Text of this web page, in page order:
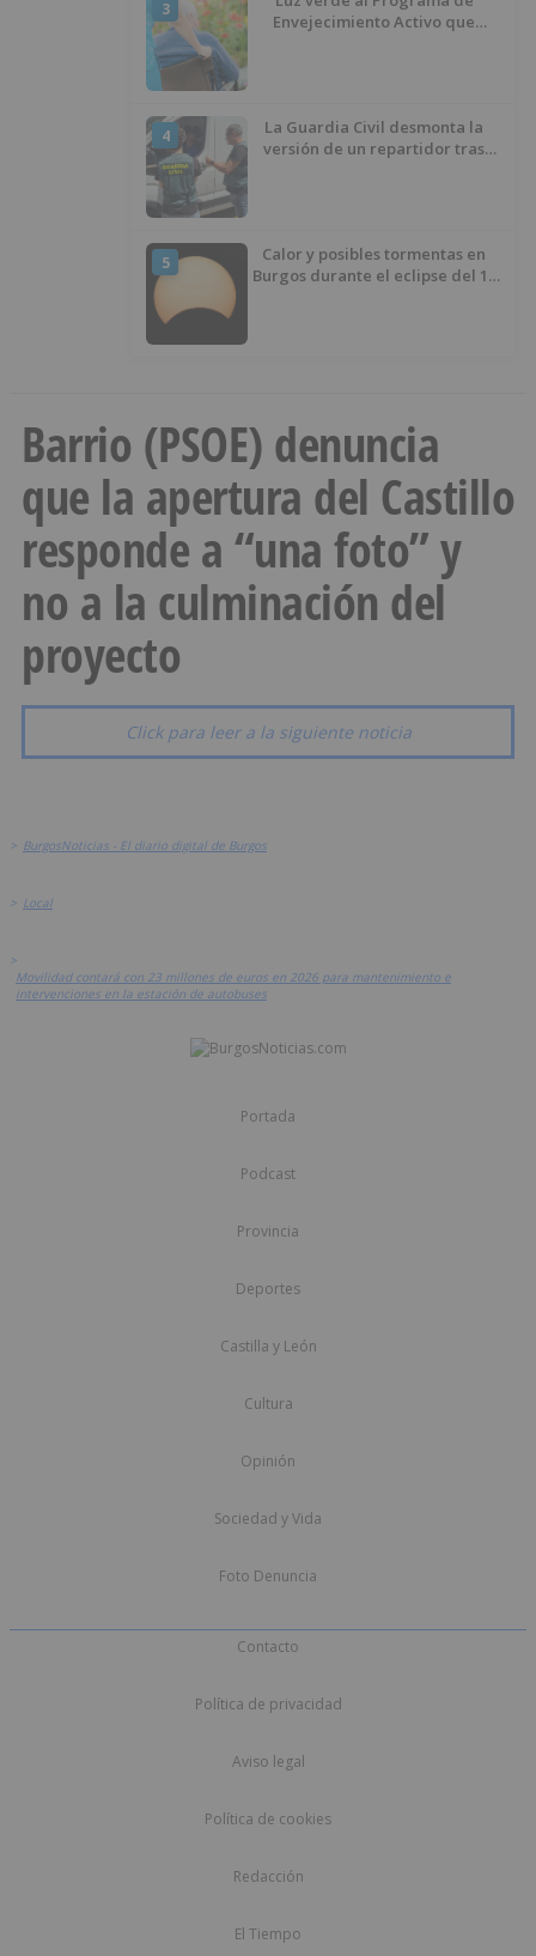
3
Envejecimiento Activo que
4
La Guardia Civil desmonta la
versión de un repartidor tras
5
Calor y posibles tormentas en
Burgos durante el eclipse del 12
Barrio (PSOE) denuncia
que la apertura del Castillo
responde a “una foto” y
no a la culminación del
proyecto
Click para leer a la siguiente noticia
> BurgosNoticias - El diario digital de Burgos
> Local
>
Movilidad contará con 23 millones de euros en 2026 para mantenimiento e
intervenciones en la estación de autobuses
Portada
Podcast
Provincia
Deportes
Castilla y León
Cultura
Opinión
Sociedad y Vida
Foto Denuncia
Contacto
Política de privacidad
Aviso legal
Política de cookies
Redacción
El Tiempo